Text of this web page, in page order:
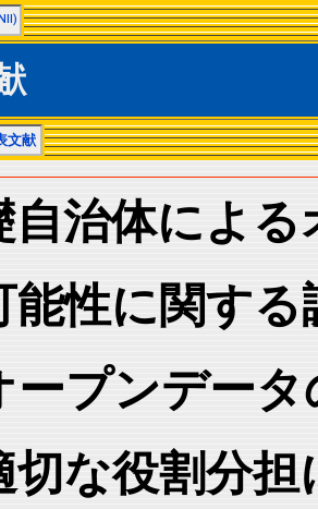
文献
自治体によ
能性に関す
ープンデー
切な役割分担